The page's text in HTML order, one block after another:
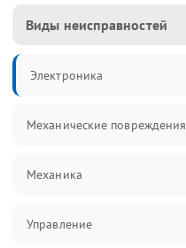
Виды неисправностей
Электроника
Механические повреждения
Механика
Управление